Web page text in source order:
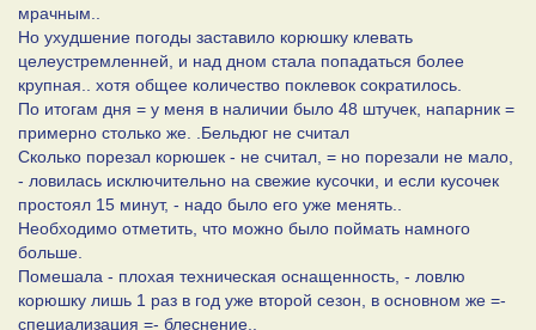
мрачным..
Но ухудшение погоды заставило корюшку клевать
целеустремленней, и над дном стала попадаться более
крупная.. хотя общее количество поклевок сократилось.
По итогам дня = у меня в наличии было 48 штучек, напарник =
примерно столько же. .Бельдюг не считал
Сколько порезал корюшек - не считал, = но порезали не мало,
- ловилась исключительно на свежие кусочки, и если кусочек
простоял 15 минут, - надо было его уже менять..
Необходимо отметить, что можно было поймать намного
больше.
Помешала - плохая техническая оснащенность, - ловлю
корюшку лишь 1 раз в год уже второй сезон, в основном же =-
специализация =- блеснение..